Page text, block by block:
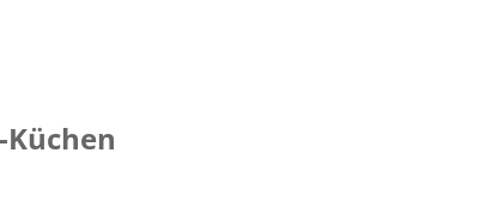
Küchen